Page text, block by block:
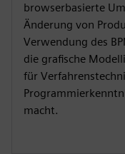
browserbasierte
Änderung von
Verwendung des
die grafische
für
macht.